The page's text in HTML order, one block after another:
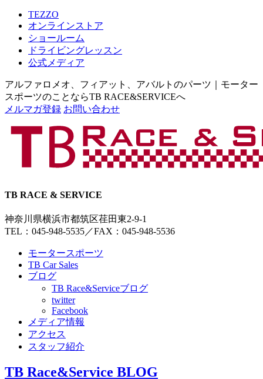
TEZZO
オンラインストア
ショールーム
ドライビングレッスン
公式メディア
アルファロメオ、フィアット、アバルトのパーツ｜モーター
スポーツのことならTB RACE&SERVICEへ
メルマガ登録 お問い合わせ
TB RACE & SERVICE
神奈川県横浜市都筑区荏田東2-9-1
TEL：045-948-5535／FAX：045-948-5536
モータースポーツ
TB Car Sales
ブログ
TB Race&Serviceブログ
twitter
Facebook
メディア情報
アクセス
スタッフ紹介
TB Race&Service BLOG